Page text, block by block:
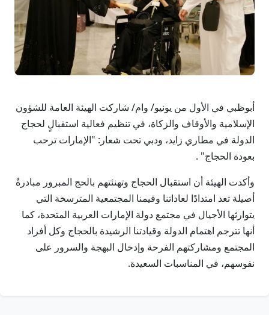
أبوظبي في الأول من يونيو/ وام/ شاركت الهيئة العامة للشؤون
الإسلامية والأوقاف والزكاة، في تنظيم فعالية استقبالٍ لحجاج
الدولة في مطاري زايد، ودبي تحت شعار: "الإمارات ترحب
بعودة الحجاج" .
وأكدت الهيئة أن استقبال الحجاج وتهنئتهم بالحج المبرور مبادرةٌ
أصيلة تعد امتدادًا لعاداتنا وقيمنا المجتمعية المترسخة التي
يتوارثها الأجيال في مجتمع دولة الإمارات العربية المتحدة، كما
أنها تترجم اهتمام الدولة وقيادتنا الرشيدة بالحجاج وكل أفراد
المجتمع ومشاركتهم الفرحة وإدخال البهجة والسرور على
نفوسهم، في المناسبات السعيدة.